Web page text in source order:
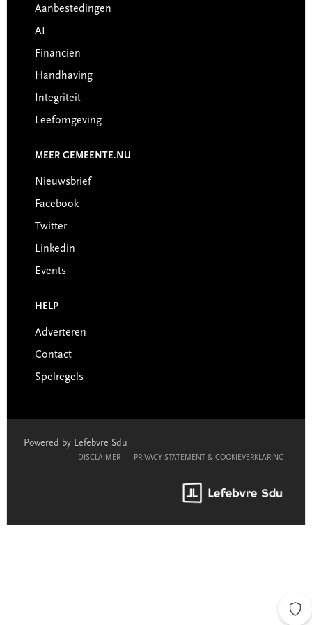
Aanbestedingen
AI
Financiën
Handhaving
Integriteit
Leefomgeving
MEER GEMEENTE.NU
Nieuwsbrief
Facebook
Twitter
Linkedin
Events
HELP
Adverteren
Contact
Spelregels
Powered by Lefebvre Sdu
DISCLAIMER PRIVACY STATEMENT & COOKIEVERKLARING